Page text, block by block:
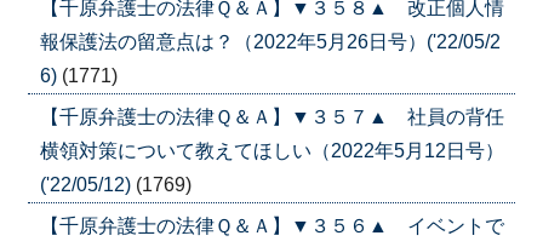
【千原弁護士の法律Ｑ＆Ａ】▼３５８▲ 改正個人情
報保護法の留意点は？（2022年5月26日号）('22/05/2
6) (1771)
【千原弁護士の法律Ｑ＆Ａ】▼３５７▲ 社員の背任
横領対策について教えてほしい（2022年5月12日号）
('22/05/12) (1769)
【千原弁護士の法律Ｑ＆Ａ】▼３５６▲ イベントで